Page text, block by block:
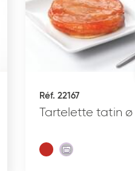
SERVICES
Réf. 22167
Tartelette tatin ø